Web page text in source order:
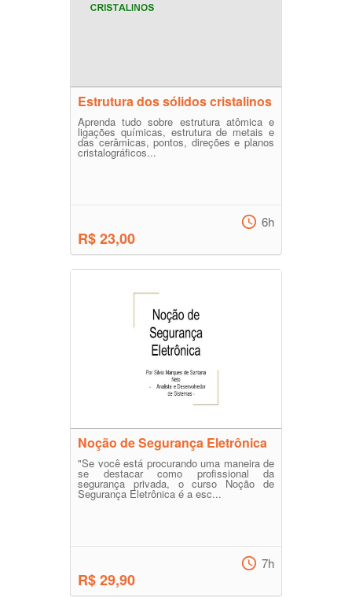
Estrutura dos sólidos cristalinos
Aprenda tudo sobre estrutura atômica e
ligações químicas, estrutura de metais e
das cerâmicas, pontos, direções e planos
cristalográficos...
R$ 23,00
6h
Noção de Segurança Eletrônica
"Se você está procurando uma maneira de
se destacar como profissional da
segurança privada, o curso Noção de
Segurança Eletrônica é a esc...
R$ 29,90
7h